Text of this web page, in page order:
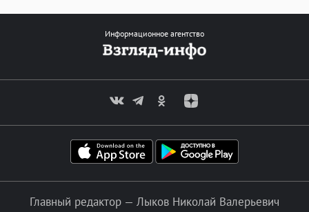
Информационное агентство
Главный редактор — Лыков Николай Валерьевич